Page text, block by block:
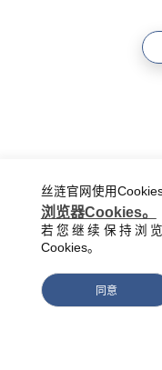
助您选
丝涟官网使用
浏览器Cookies。
若您继续保持浏
Cookies。
同意